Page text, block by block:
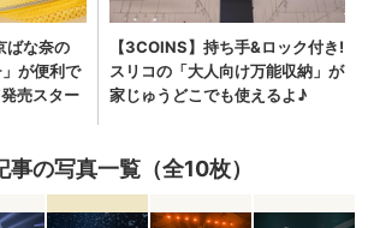
事の写真一覧（全10枚）